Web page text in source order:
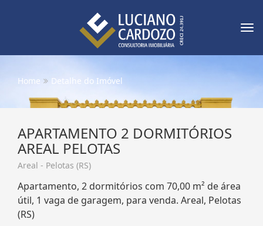
Home Detalhe do Imóvel
APARTAMENTO 2 DORMITÓRIOS
AREAL PELOTAS
Areal - Pelotas (RS)
Apartamento, 2 dormitórios com 70,00 m² de área
útil, 1 vaga de garagem, para venda. Areal, Pelotas
(RS)